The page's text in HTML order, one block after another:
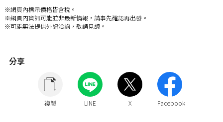
※網頁內標示價格皆含稅。
※網頁內資訊可能並非最新情報，請事先確認再出發。
※可能無法提供外語洽詢，敬請見諒。
分享
複製 LINE X Facebook